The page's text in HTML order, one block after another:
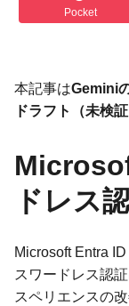
Pocket
本記事はGemini
ドラフト（未検証
ドレス
Microsoft Entra
スワードレス認
スペリエンスの